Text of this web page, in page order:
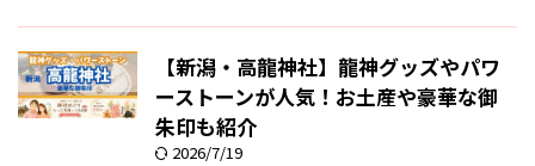
【新潟・高龍神社】龍神グッズやパワ
ーストーンが人気！お土産や豪華な御
朱印も紹介
2026/7/19